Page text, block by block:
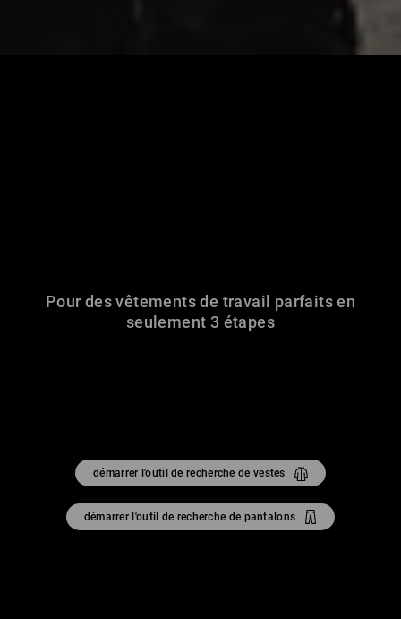
Pour des vêtements de travail parfaits en
seulement 3 étapes
démarrer l'outil de recherche de vestes
démarrer l'outil de recherche de pantalons